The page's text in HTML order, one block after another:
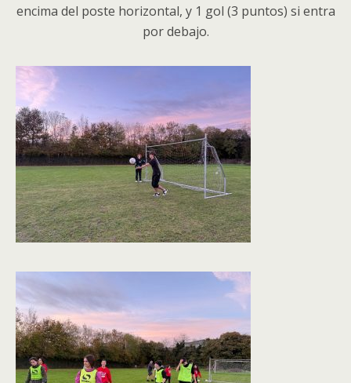
encima del poste horizontal, y 1 gol (3 puntos) si entra
por debajo.